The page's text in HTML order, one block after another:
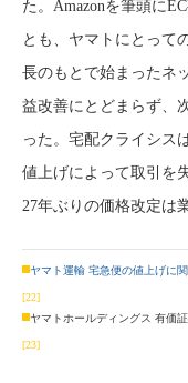
た。Amazonを筆頭に
とも、ヤマトにとって
長のもとで始まったネ
益改善にとどまらず、
った。宅配クライシス
値上げによって取引を
27年ぶりの価格改定は
ヤマト運輸 宅急便の値上げに関
[22]
ヤマトホールディングス 有価
[23]